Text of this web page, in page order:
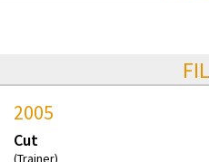
2005
Cut
(Trainer)